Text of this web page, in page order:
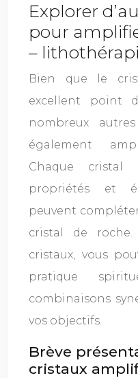
Explorer
pour
–
Bien que le
excellent point
nombreux
également
Chaque cristal
propriétés et
peuvent
cristal de roche.
cristaux, vous
pratique
combinaisons
vos objectifs.
Brève
cristaux